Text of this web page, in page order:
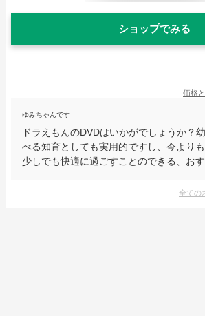
ショップでみる
価格
ゆみちゃんです
ドラえもんのDVDはいかがでしょうか？
べる知育としても実用的ですし、今より
少しでも快適に過ごすことのできる、お
全ての